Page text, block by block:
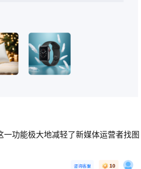
功能极大地减轻了新媒体运营者找图